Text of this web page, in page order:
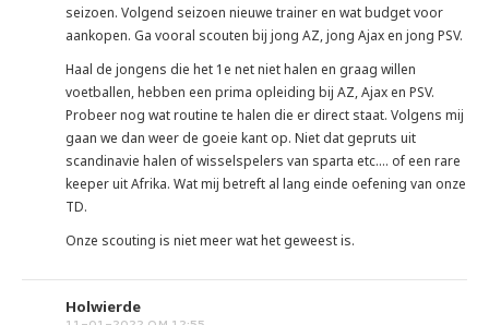
seizoen. Volgend seizoen nieuwe trainer en wat budget voor
aankopen. Ga vooral scouten bij jong AZ, jong Ajax en jong PSV.
Haal de jongens die het 1e net niet halen en graag willen
voetballen, hebben een prima opleiding bij AZ, Ajax en PSV.
Probeer nog wat routine te halen die er direct staat. Volgens mij
gaan we dan weer de goeie kant op. Niet dat gepruts uit
scandinavie halen of wisselspelers van sparta etc.... of een rare
keeper uit Afrika. Wat mij betreft al lang einde oefening van onze
TD.
Onze scouting is niet meer wat het geweest is.
Holwierde